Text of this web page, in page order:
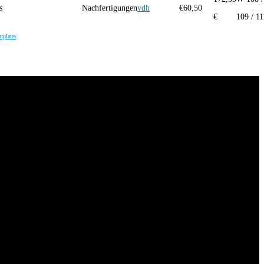
Nachfertigungenvdh €60,50
€
109 /
zu verbessern (Tracking Cookies). Sie können selbst entscheiden, ob